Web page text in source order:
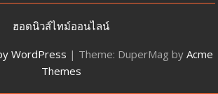
ฮอตนิวส์ไทม์ออนไลน์
WordPress | Theme: DuperMag by Acme
Themes